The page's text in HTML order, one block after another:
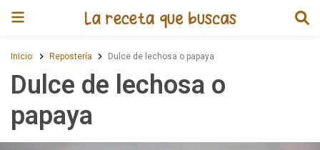
Inicio Repostería Dulce de lechosa o papaya
Dulce de lechosa o
papaya